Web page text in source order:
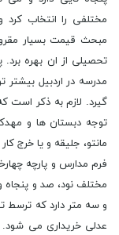
مختلفی را انتخاب
مبحث قیمت بسیار
تحصیلی از ان بهره
مدرسه در اردبیل
گیرد. لازم به ذکر است
توجه دبستان ها و
مانتو، جلیقه و یا خرج
فرم مدارس و پارچه
مختلف نود، صد و
و سه متر دارد که ترسط
عدلی خریداری می شود.